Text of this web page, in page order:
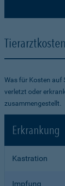
Was für Kosten auf
verletzt oder
zusammengestellt.
Erkrankung
Kastration
Impfung